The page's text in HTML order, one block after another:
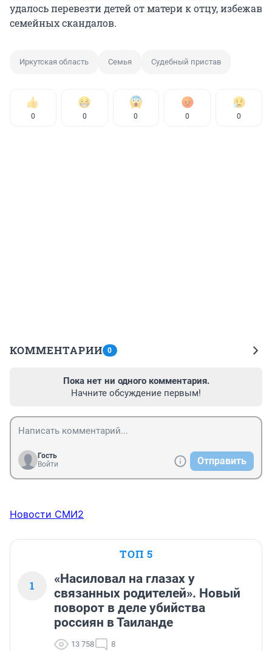
удалось перевезти детей от матери к отцу, избежав
семейных скандалов.
Иркутская область Семья Судебный пристав
0 0 0 0 0
КОММЕНТАРИИ 0
Пока нет ни одного комментария.
Начните обсуждение первым!
Гость
Войти
Отправить
Новости СМИ2
ТОП 5
1
«Насиловал на глазах у
связанных родителей». Новый
поворот в деле убийства
россиян в Таиланде
13 758 8